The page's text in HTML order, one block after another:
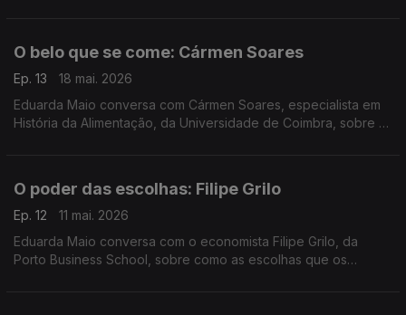
O belo que se come: Cármen Soares
Ep. 13
18 mai. 2026
Eduarda Maio conversa com Cármen Soares, especialista em
História da Alimentação, da Universidade de Coimbra, sobre o
O poder das escolhas: Filipe Grilo
Ep. 12
11 mai. 2026
Eduarda Maio conversa com o economista Filipe Grilo, da
Porto Business School, sobre como as escolhas que os